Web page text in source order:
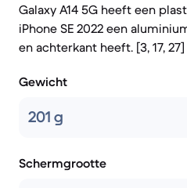
Galaxy A14 5G heeft een
iPhone SE 2022 een
en achterkant heeft. [3, 17, 27]
Gewicht
201 g
Schermgrootte